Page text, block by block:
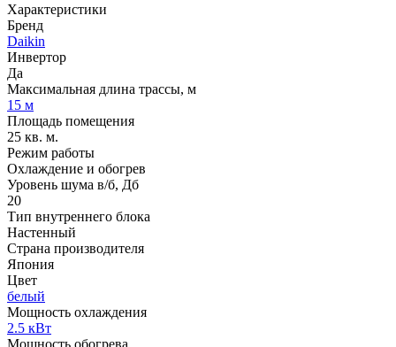
Характеристики
Бренд
Daikin
Инвертор
Да
Максимальная длина трассы, м
15 м
Площадь помещения
25 кв. м.
Режим работы
Охлаждение и обогрев
Уровень шума в/б, Дб
20
Тип внутреннего блока
Настенный
Страна производителя
Япония
Цвет
белый
Мощность охлаждения
2.5 кВт
Мощность обогрева